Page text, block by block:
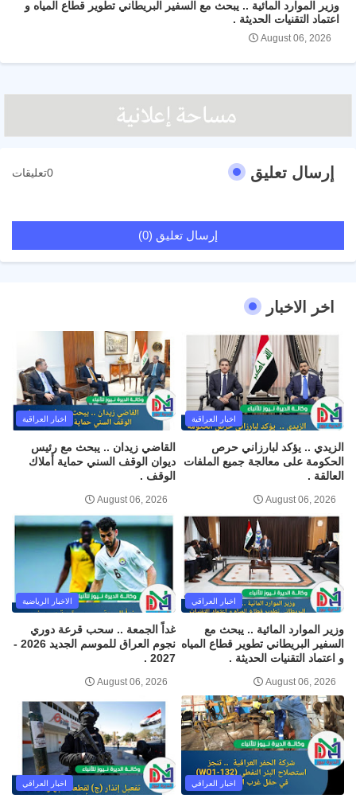
وزير الموارد المائية .. يبحث مع السفير البريطاني تطوير قطاع المياه و
اعتماد التقنيات الحديثة .
August 06, 2026
إرسال تعليق 0تعليقات
إرسال تعليق (0)
اخر الاخبار
اخبار العراقية
الزيدي .. يؤكد لبارزاني حرص
الحكومة على معالجة جميع الملفات
العالقة .
August 06, 2026
اخبار العراقية
القاضي زيدان .. يبحث مع رئيس
ديوان الوقف السني حماية أملاك
الوقف .
August 06, 2026
اخبار العراقي
وزير الموارد المائية .. يبحث مع
السفير البريطاني تطوير قطاع المياه
و اعتماد التقنيات الحديثة .
August 06, 2026
الاخبار الرياضية
غداً الجمعة .. سحب قرعة دوري
نجوم العراق للموسم الجديد 2026 -
2027 .
August 06, 2026
اخبار العراقي اخبار العراقي